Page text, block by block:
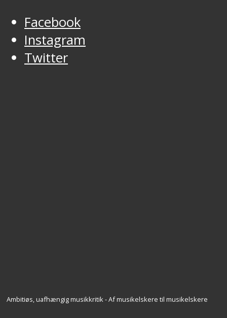
Facebook
Instagram
Twitter
Ambitiøs, uafhængig musikkritik - Af musikelskere til musikelskere